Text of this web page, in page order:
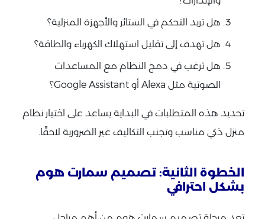
هل تريد التحكم في الستائر والأجهزة المنزلية؟
هل تهدف إلى تقليل استهلاك الكهرباء والطاقة؟
هل ترغب في دمج النظام مع المساعدات
الصوتية مثل Alexa أو Google Assistant؟
تحديد هذه المتطلبات في البداية يساعد على اختيار نظام
منزل ذكي مناسب وتجنب التكاليف غير الضرورية لاحقًا.
الخطوة الثانية: تصميم سمارت هوم
بشكل احترافي